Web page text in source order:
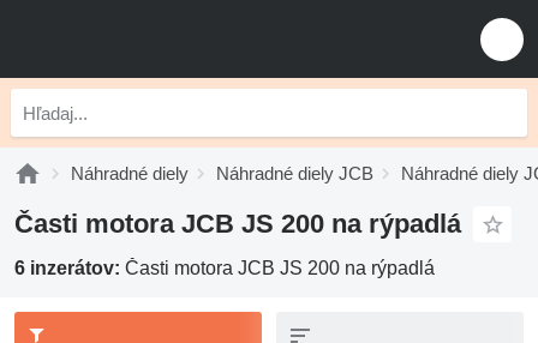
Náhradné diely Náhradné diely JCB Náhradné diely
Časti motora JCB JS 200 na rýpadlá
6 inzerátov: Časti motora JCB JS 200 na rýpadlá